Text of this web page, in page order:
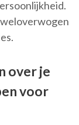
weloverwogen
over je
voor